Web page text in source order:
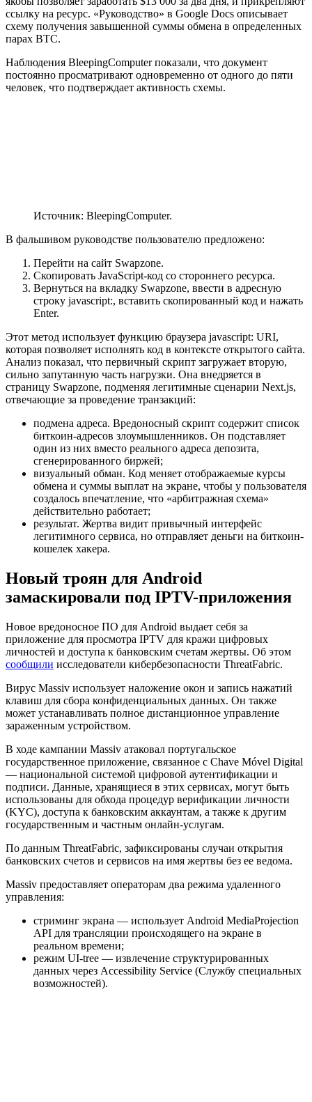
ссылку на ресурс. «Руководство» в Google Docs описывает
схему получения завышенной суммы обмена в определенных
парах BTC.
Наблюдения BleepingComputer показали, что документ
постоянно просматривают одновременно от одного до пяти
человек, что подтверждает активность схемы.
Источник: BleepingComputer.
В фальшивом руководстве пользователю предложено:
Перейти на сайт Swapzone.
Скопировать JavaScript-код со стороннего ресурса.
Вернуться на вкладку Swapzone, ввести в адресную
строку javascript:, вставить скопированный код и нажать
Enter.
Этот метод использует функцию браузера javascript: URI,
которая позволяет исполнять код в контексте открытого сайта.
Анализ показал, что первичный скрипт загружает вторую,
сильно запутанную часть нагрузки. Она внедряется в
страницу Swapzone, подменяя легитимные сценарии Next.js,
отвечающие за проведение транзакций:
подмена адреса. Вредоносный скрипт содержит список
биткоин-адресов злоумышленников. Он подставляет
один из них вместо реального адреса депозита,
сгенерированного биржей;
визуальный обман. Код меняет отображаемые курсы
обмена и суммы выплат на экране, чтобы у пользователя
создалось впечатление, что «арбитражная схема»
действительно работает;
результат. Жертва видит привычный интерфейс
легитимного сервиса, но отправляет деньги на биткоин-
кошелек хакера.
Новый троян для Android
замаскировали под IPTV-приложения
Новое вредоносное ПО для Android выдает себя за
приложение для просмотра IPTV для кражи цифровых
личностей и доступа к банковским счетам жертвы. Об этом
сообщили исследователи кибербезопасности ThreatFabric.
Вирус Massiv использует наложение окон и запись нажатий
клавиш для сбора конфиденциальных данных. Он также
может устанавливать полное дистанционное управление
зараженным устройством.
В ходе кампании Massiv атаковал португальское
государственное приложение, связанное с Chave Móvel Digital
— национальной системой цифровой аутентификации и
подписи. Данные, хранящиеся в этих сервисах, могут быть
использованы для обхода процедур верификации личности
(KYC), доступа к банковским аккаунтам, а также к другим
государственным и частным онлайн-услугам.
По данным ThreatFabric, зафиксированы случаи открытия
банковских счетов и сервисов на имя жертвы без ее ведома.
Massiv предоставляет операторам два режима удаленного
управления:
стриминг экрана — использует Android MediaProjection
API для трансляции происходящего на экране в
реальном времени;
режим UI-tree — извлечение структурированных
данных через Accessibility Service (Службу специальных
возможностей).